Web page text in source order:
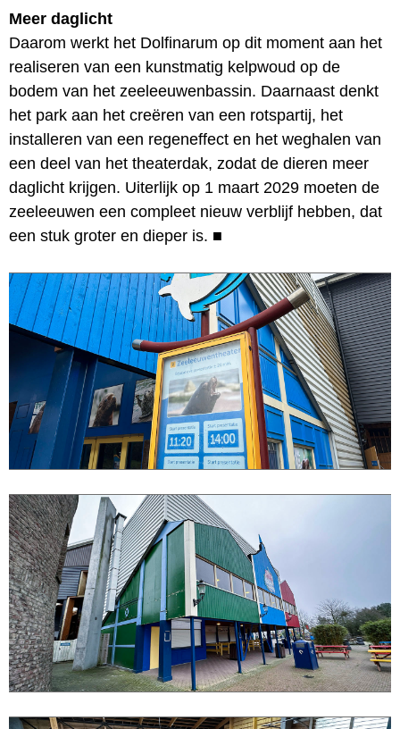
Meer daglicht
Daarom werkt het Dolfinarum op dit moment aan het
realiseren van een kunstmatig kelpwoud op de
bodem van het zeeleeuwenbassin. Daarnaast denkt
het park aan het creëren van een rotspartij, het
installeren van een regeneffect en het weghalen van
een deel van het theaterdak, zodat de dieren meer
daglicht krijgen. Uiterlijk op 1 maart 2029 moeten de
zeeleeuwen een compleet nieuw verblijf hebben, dat
een stuk groter en dieper is. ■